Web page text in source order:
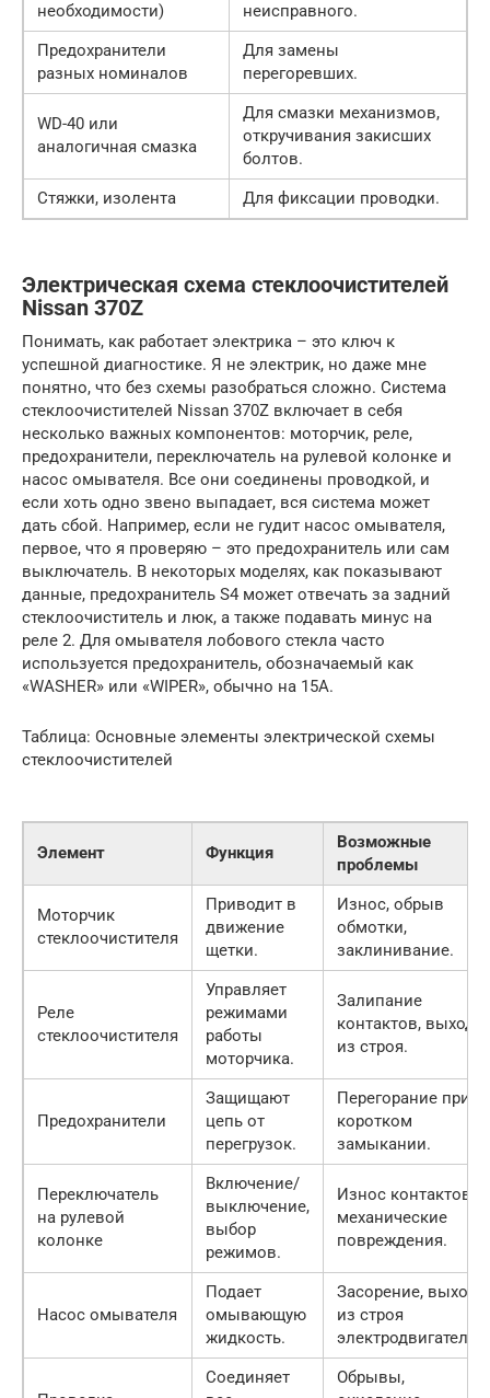
необходимости)
неисправного.
Предохранители
разных номиналов
Для замены
перегоревших.
WD-40 или
аналогичная смазка
Для смазки механизмов,
откручивания закисших
болтов.
Стяжки, изолента
Для фиксации проводки.
Электрическая схема стеклоочистителей
Nissan 370Z
Понимать, как работает электрика – это ключ к
успешной диагностике. Я не электрик, но даже мне
понятно, что без схемы разобраться сложно. Система
стеклоочистителей Nissan 370Z включает в себя
несколько важных компонентов: моторчик, реле,
предохранители, переключатель на рулевой колонке и
насос омывателя. Все они соединены проводкой, и
если хоть одно звено выпадает, вся система может
дать сбой. Например, если не гудит насос омывателя,
первое, что я проверяю – это предохранитель или сам
выключатель. В некоторых моделях, как показывают
данные, предохранитель S4 может отвечать за задний
стеклоочиститель и люк, а также подавать минус на
реле 2. Для омывателя лобового стекла часто
используется предохранитель, обозначаемый как
«WASHER» или «WIPER», обычно на 15А.
Таблица: Основные элементы электрической схемы
стеклоочистителей
Элемент Функция
Возможные
проблемы
Моторчик
стеклоочистителя
Приводит в
движение
щетки.
Износ, обрыв
обмотки,
заклинивание.
Реле
стеклоочистителя
Управляет
режимами
работы
моторчика.
Залипание
контактов, выход
из строя.
Предохранители
Защищают
цепь от
перегрузок.
Перегорание при
коротком
замыкании.
Переключатель
на рулевой
колонке
Включение/
выключение,
выбор
режимов.
Износ контактов,
механические
повреждения.
Насос омывателя
Подает
омывающую
жидкость.
Засорение, выход
из строя
электродвигателя.
Соединяет
Обрывы,